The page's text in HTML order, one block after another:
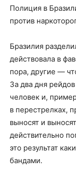
Полиция в
против
Бразилия
действовала в
пора, другие —
За два дня
человек и,
в перестрелках,
выносят и
действительно
это результат
бандами.